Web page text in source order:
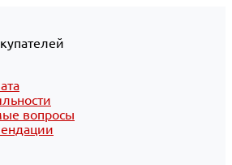
вопросы